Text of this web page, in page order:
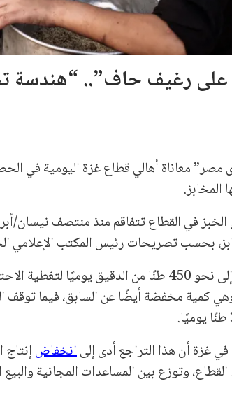
رغيف حاف”.. “هندسة
معاناة أهالي قطاع غزة اليومية في
المخابز.
في القطاع تتفاقم منذ منتصف نيسان/
بحسب تصريحات رئيس المكتب الإعلامي
وهي كمية مخفضة أيضًا عن السابق، فيما توقف
غزة أن هذا التراجع أدى إلىانخفاض